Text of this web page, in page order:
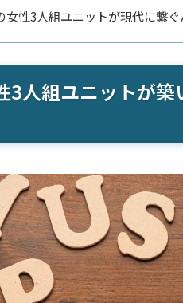
女性3人組ユニットが現代に繋
3人組ユニットが築